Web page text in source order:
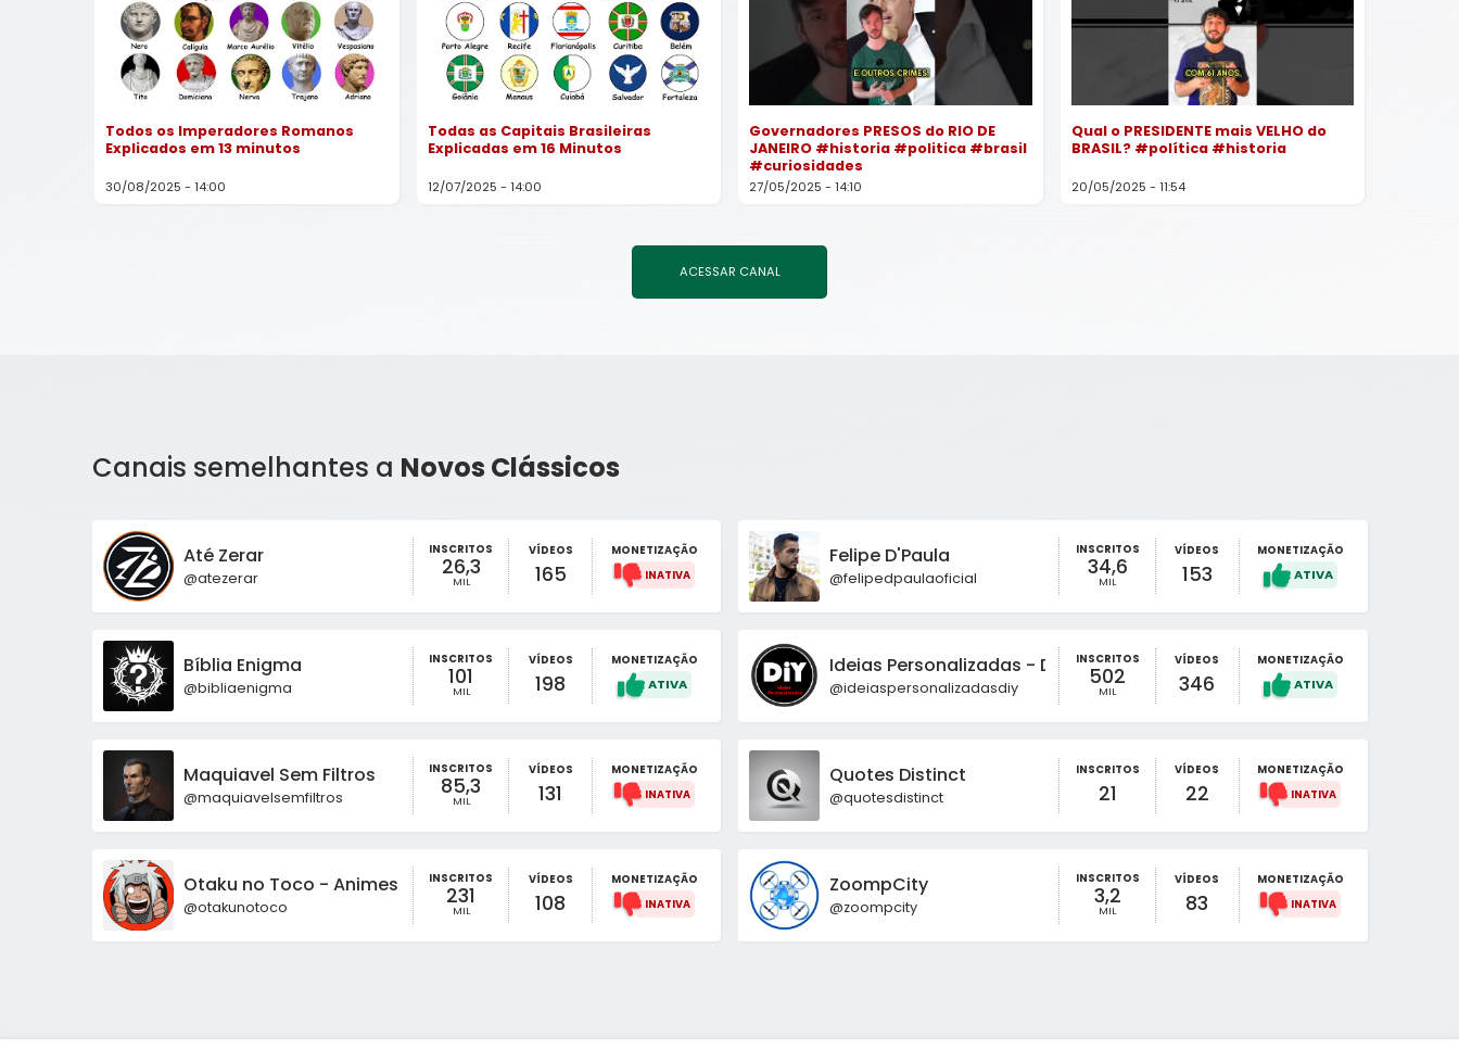
Todos os Imperadores Romanos
Explicados em 13 minutos
30/08/2025 - 14:00
Todas as Capitais Brasileiras
Explicadas em 16 Minutos
12/07/2025 - 14:00
Governadores PRESOS do RIO DE
JANEIRO #historia #politica #brasil
#curiosidades
27/05/2025 - 14:10
Qual o PRESIDENTE mais VELHO do
BRASIL? #política #historia
20/05/2025 - 11:54
ACESSAR CANAL
Canais semelhantes a Novos Clássicos
Até Zerar
@atezerar
INSCRITOS
26,3
MIL
VÍDEOS
165
MONETIZAÇÃO Felipe D'Paula
@felipedpaulaoficial
INSCRITOS
34,6
MIL
VÍDEOS
153
MONETIZAÇÃO
Bíblia Enigma
@bibliaenigma
INSCRITOS
101
MIL
VÍDEOS
198
MONETIZAÇÃO Ideias Personalizadas - DIY
@ideiaspersonalizadasdiy
INSCRITOS
502
MIL
VÍDEOS
346
MONETIZAÇÃO
Maquiavel Sem Filtros
@maquiavelsemfiltros
INSCRITOS
85,3
MIL
VÍDEOS
131
MONETIZAÇÃO Quotes Distinct
@quotesdistinct
INSCRITOS
21
VÍDEOS
22
MONETIZAÇÃO
Otaku no Toco - Animes Recap
@otakunotoco
INSCRITOS
231
MIL
VÍDEOS
108
MONETIZAÇÃO ZoompCity
@zoompcity
INSCRITOS
3,2
MIL
VÍDEOS
83
MONETIZAÇÃO